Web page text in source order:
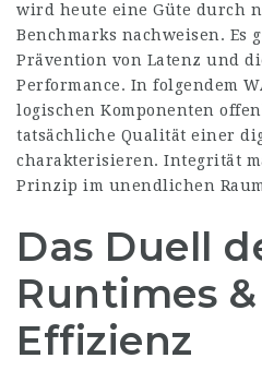
wird heute eine Güte durch
Benchmarks nachweisen. Es
Prävention von Latenz und
Performance. In folgendem
logischen Komponenten
tatsächliche Qualität einer
charakterisieren. Integrität
Prinzip im unendlichen
Das Duell
Runtimes
Effizienz